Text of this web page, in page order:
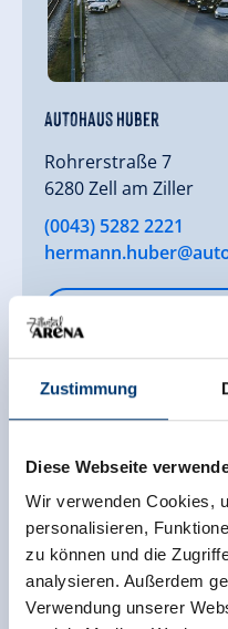
Zustimmung
Diese Webseite
Wir verwenden Cookies,
personalisieren,
zu können und die
analysieren. Außerdem
Verwendung unserer
Autohaus Huber
Rohrerstraße 7
6280 Zell am Ziller
(0043) 5282 2221
meer details